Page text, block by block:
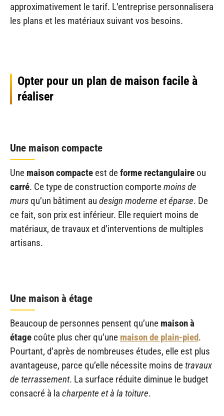
approximativement le tarif. L’entreprise personnalisera
les plans et les matériaux suivant vos besoins.
Opter pour un plan de maison facile à
réaliser
Une maison compacte
Une maison compacte est deforme rectangulaire ou
carré. Ce type de construction comportemoins de
mursqu’un bâtiment au design moderne et éparse. De
ce fait, son prix est inférieur. Elle requiert moins de
matériaux, de travaux et d’interventions de multiples
artisans.
Une maison à étage
Beaucoup de personnes pensent qu’une maison à
étage coûte plus cher qu’une maison de plain-pied.
Pourtant, d’après de nombreuses études, elle est plus
avantageuse, parce qu’elle nécessite moins detravaux
de terrassement. La surface réduite diminue le budget
consacré à la charpente et à la toiture.